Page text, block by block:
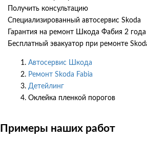
Получить консультацию
Специализированный автосервис Skoda
Гарантия на ремонт Шкода Фабия 2 года
Бесплатный эвакуатор при ремонте
Автосервис Шкода
Ремонт Skoda Fabia
Детейлинг
Оклейка пленкой порогов
Примеры наших работ